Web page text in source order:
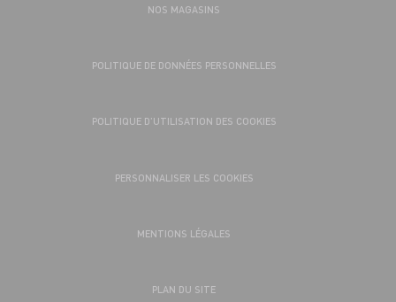
NOS MAGASINS
POLITIQUE DE DONNÉES PERSONNELLES
POLITIQUE D’UTILISATION DES COOKIES
PERSONNALISER LES COOKIES
MENTIONS LÉGALES
PLAN DU SITE